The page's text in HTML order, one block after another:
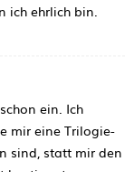
ich ehrlich bin.
ein. Ich
mir eine Trilogie-
sind, statt mir den